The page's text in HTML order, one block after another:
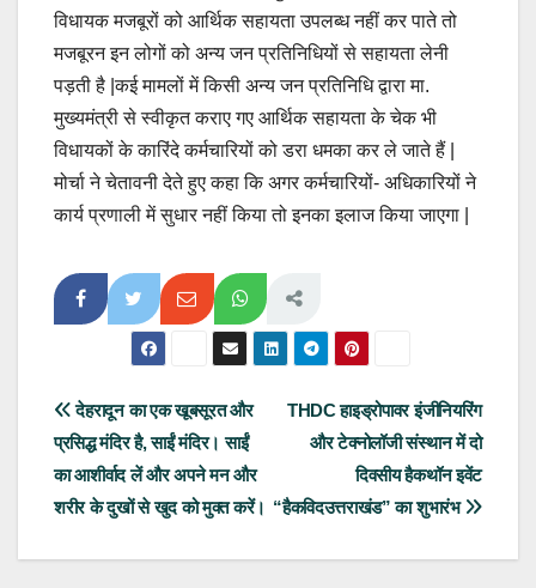
विधायक मजबूरों को आर्थिक सहायता उपलब्ध नहीं कर पाते तो
मजबूरन इन लोगों को अन्य जन प्रतिनिधियों से सहायता लेनी
पड़ती है |कई मामलों में किसी अन्य जन प्रतिनिधि द्वारा मा.
मुख्यमंत्री से स्वीकृत कराए गए आर्थिक सहायता के चेक भी
विधायकों के कारिंदे कर्मचारियों को डरा धमका कर ले जाते हैं |
मोर्चा ने चेतावनी देते हुए कहा कि अगर कर्मचारियों- अधिकारियों ने
कार्य प्रणाली में सुधार नहीं किया तो इनका इलाज किया जाएगा |
Post
navigation
THDC हाइड्रोपावर इंजीनियरिंग
और टेक्नोलॉजी संस्थान में दो
दिवसीय हैकथॉन इवेंट
“हैकविदउत्तराखंड” का शुभारंभ
देहरादून का एक खूबसूरत और
प्रसिद्ध मंदिर है, साईं मंदिर। साईं
का आशीर्वाद लें और अपने मन और
शरीर के दुखों से खुद को मुक्त करें।